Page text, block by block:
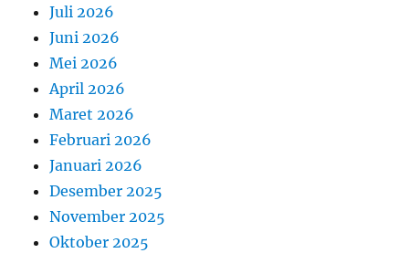
Juli 2026
Juni 2026
Mei 2026
April 2026
Maret 2026
Februari 2026
Januari 2026
Desember 2025
November 2025
Oktober 2025